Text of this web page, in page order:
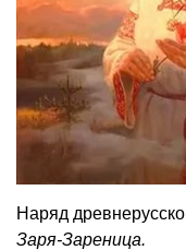
Наряд
Заря-Зареница.